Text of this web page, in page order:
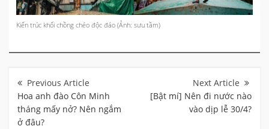
Kiến trúc khối chồng chéo độc đáo (Ảnh: sưu tầm)
hướng
bài
viết
Hoa anh đào Côn Minh
tháng mấy nở? Nên ngắm
ở đâu?
[Bật mí] Nên đi nước nào
vào dịp lễ 30/4?